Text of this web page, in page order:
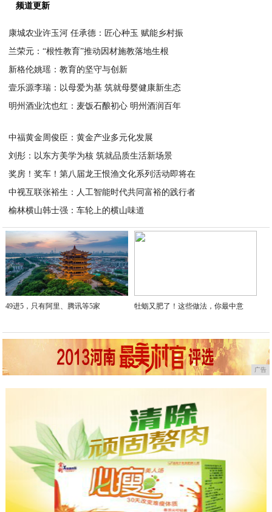
频道更新
康城农业许玉河 任承德：匠心种玉 赋能乡村振
兰荣元：“根性教育”推动因材施教落地生根
新格伦姚瑶：教育的坚守与创新
壹乐源李瑞：以母爱为基 筑就母婴健康新生态
明州酒业沈也红：麦饭石酿初心 明州酒润百年
中福黄金周俊臣：黄金产业多元化发展
刘彤：以东方美学为核 筑就品质生活新场景
奖房！奖车！第八届龙王恨渔文化系列活动即将在
中视互联张裕生：人工智能时代共同富裕的践行者
榆林横山韩士强：车轮上的横山味道
2026-04-24
49进5，只有阿里、腾讯等5家 牡蛎又肥了！这些做法，你最中意
广告